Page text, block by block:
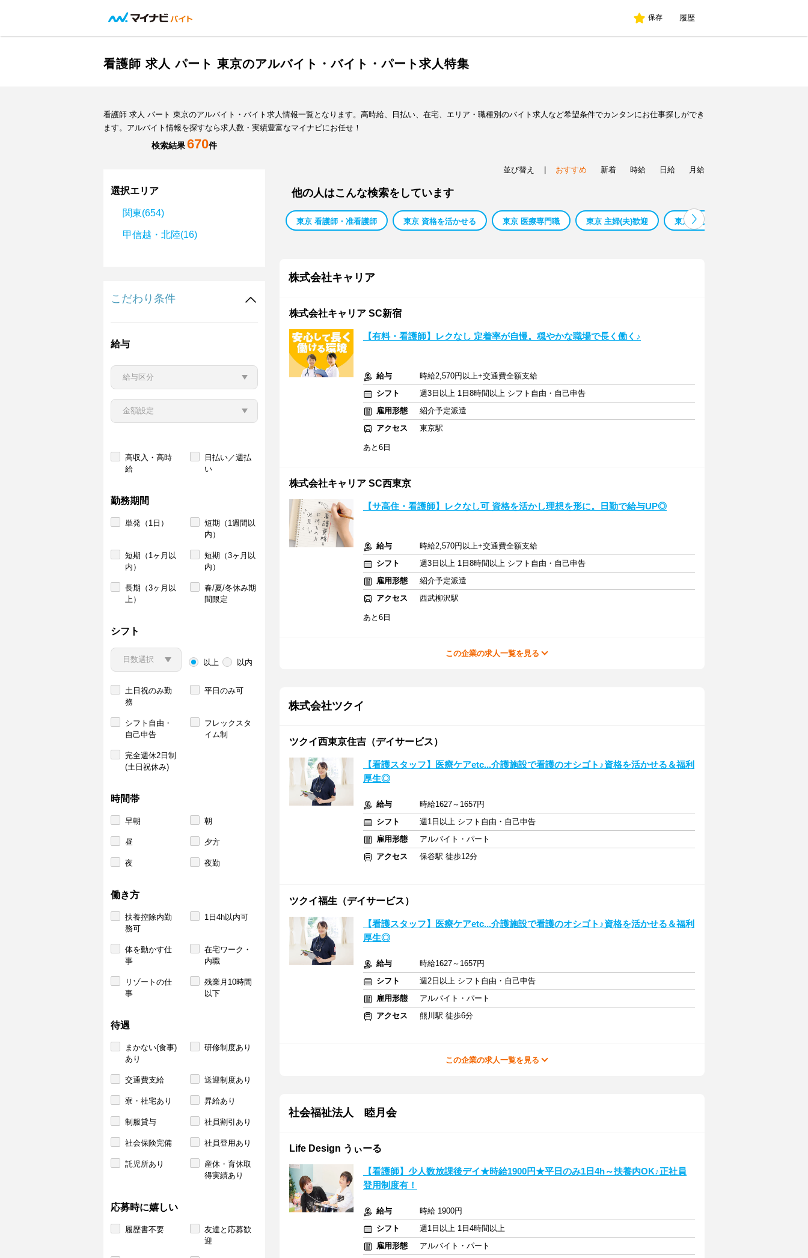
保存 履歴
看護師 求人 パート 東京のアルバイト・バイト・パート求人特集
看護師 求人 パート 東京のアルバイト・バイト求人情報一覧となります。高時給、日払い、在宅、エリア・職種別のバイト求人など希望条件でカンタンにお仕事探しができ
ます。アルバイト情報を探すなら求人数・実績豊富なマイナビにお任せ！
検索結果670件
選択エリア
関東(654)
甲信越・北陸(16)
こだわり条件
給与
高収入・高時
給
日払い／週払
い
勤務期間
単発（1日）
短期（1週間以
内）
短期（1ヶ月以
内）
短期（3ヶ月以
内）
長期（3ヶ月以
上）
春/夏/冬休み期
間限定
シフト
以上 以内
土日祝のみ勤
務
平日のみ可
シフト自由・
自己申告
フレックスタ
イム制
完全週休2日制
(土日祝休み)
時間帯
早朝 朝
昼 夕方
夜 夜勤
働き方
扶養控除内勤
務可
1日4h以内可
体を動かす仕
事
在宅ワーク・
内職
リゾートの仕
事
残業月10時間
以下
待遇
まかない(食事)
あり
研修制度あり
交通費支給 送迎制度あり
寮・社宅あり 昇給あり
制服貸与 社員割引あり
社会保険完備 社員登用あり
託児所あり
産休・育休取
得実績あり
応募時に嬉しい
履歴書不要
友達と応募歓
迎
並び替え おすすめ 新着 時給 日給 月給
他の人はこんな検索をしています
東京 看護師・准看護師 東京 資格を活かせる 東京 医療専門職 東京 主婦(夫)歓迎 東京 高収入・高時給
株式会社キャリア
株式会社キャリア SC新宿
【有料・看護師】レクなし 定着率が自慢。穏やかな職場で長く働く♪
給与
時給2,570円以上+交通費全額支給
シフト
週3日以上 1日8時間以上 シフト自由・自己申告
雇用形態
紹介予定派遣
アクセス
東京駅
あと6日
株式会社キャリア SC西東京
【サ高住・看護師】レクなし可 資格を活かし理想を形に。日勤で給与UP◎
給与
時給2,570円以上+交通費全額支給
シフト
週3日以上 1日8時間以上 シフト自由・自己申告
雇用形態
紹介予定派遣
アクセス
西武柳沢駅
あと6日
この企業の求人一覧を見る
株式会社ツクイ
ツクイ西東京住吉（デイサービス）
【看護スタッフ】医療ケアetc...介護施設で看護のオシゴト♪資格を活かせる＆福利
厚生◎
給与
時給1627～1657円
シフト
週1日以上 シフト自由・自己申告
雇用形態
アルバイト・パート
アクセス
保谷駅 徒歩12分
ツクイ福生（デイサービス）
【看護スタッフ】医療ケアetc...介護施設で看護のオシゴト♪資格を活かせる＆福利
厚生◎
給与
時給1627～1657円
シフト
週2日以上 シフト自由・自己申告
雇用形態
アルバイト・パート
アクセス
熊川駅 徒歩6分
この企業の求人一覧を見る
社会福祉法人 睦月会
Life Design うぃーる
【看護師】少人数放課後デイ★時給1900円★平日のみ1日4h～扶養内OK♪正社員
登用制度有！
給与
時給 1900円
シフト
週1日以上 1日4時間以上
雇用形態
アルバイト・パート